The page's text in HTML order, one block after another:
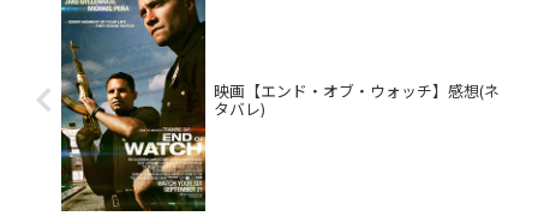
映画【エンド・オブ・ウォッチ】感想(ネ
タバレ)